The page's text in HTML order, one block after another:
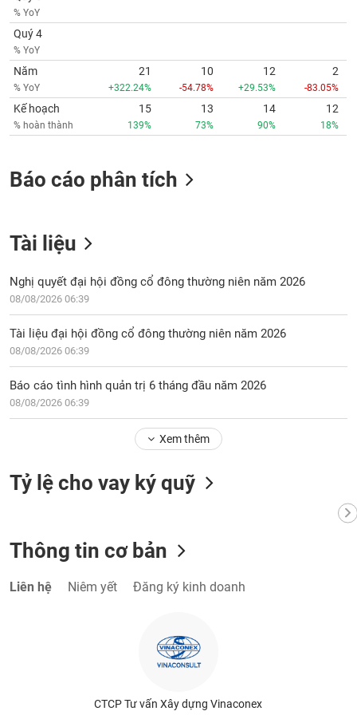
% YoY
Quý 4
% YoY
Năm
% YoY
21
+322.24%
10
-54.78%
12
+29.53%
2
-83.05%
Kế hoạch
% hoàn thành
15
139%
13
73%
14
90%
12
18%
Báo cáo phân tích
Tài liệu
Nghị quyết đại hội đồng cổ đông thường niên năm 2026
08/08/2026 06:39
Tài liệu đại hội đồng cổ đông thường niên năm 2026
08/08/2026 06:39
Báo cáo tình hình quản trị 6 tháng đầu năm 2026
08/08/2026 06:39
Xem thêm
Tỷ lệ cho vay ký quỹ
Thông tin cơ bản
Liên hệ Niêm yết Đăng ký kinh doanh
CTCP Tư vấn Xây dựng Vinaconex
phân
tích
(-)
Thuật
ngữ
(-)
vụ
(-)
Đào
tạo
Sách
tư
Truyền
tài